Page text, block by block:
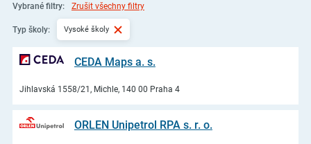
Vybrané filtry: Zrušit všechny filtry
Typ školy: Vysoké školy
CEDA Maps a. s.
Jihlavská 1558/21, Michle, 140 00 Praha 4
ORLEN Unipetrol RPA s. r. o.